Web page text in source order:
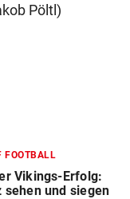
Pöltl)
FOOTBALL
Vikings-Erfolg:
sehen und siegen